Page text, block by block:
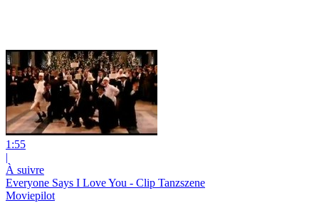
1:55
|
À suivre
Everyone Says I Love You - Clip Tanzszene
Moviepilot